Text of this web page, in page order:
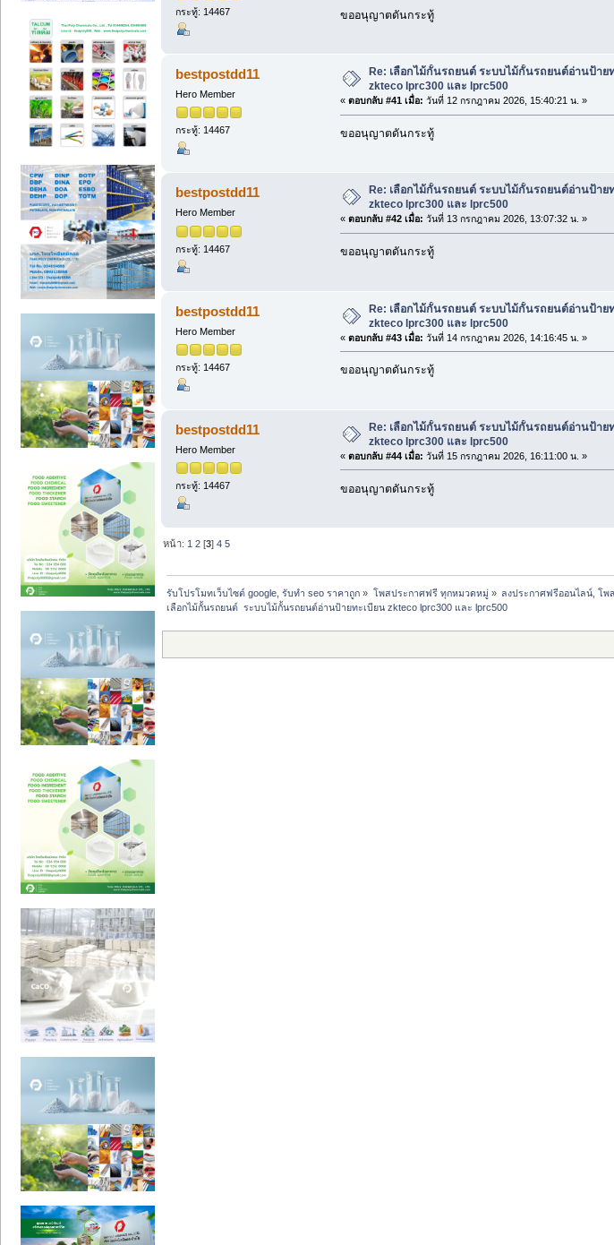
กระทู้: 14467 ขออนุญาตดันกระทู้
bestpostdd11
Hero Member
กระทู้: 14467
Re: เลือกไม้กั้นรถยนต์ ระบบไม้กั้นรถยนต์อ่านป้าย
zkteco lprc300 และ lprc500
« ตอบกลับ #41 เมื่อ: วันที่ 12 กรกฎาคม 2026, 15:40:21 น. »
ขออนุญาตดันกระทู้
bestpostdd11
Hero Member
กระทู้: 14467
Re: เลือกไม้กั้นรถยนต์ ระบบไม้กั้นรถยนต์อ่านป้าย
zkteco lprc300 และ lprc500
« ตอบกลับ #42 เมื่อ: วันที่ 13 กรกฎาคม 2026, 13:07:32 น. »
ขออนุญาตดันกระทู้
bestpostdd11
Hero Member
กระทู้: 14467
Re: เลือกไม้กั้นรถยนต์ ระบบไม้กั้นรถยนต์อ่านป้าย
zkteco lprc300 และ lprc500
« ตอบกลับ #43 เมื่อ: วันที่ 14 กรกฎาคม 2026, 14:16:45 น. »
ขออนุญาตดันกระทู้
bestpostdd11
Hero Member
กระทู้: 14467
Re: เลือกไม้กั้นรถยนต์ ระบบไม้กั้นรถยนต์อ่านป้าย
zkteco lprc300 และ lprc500
« ตอบกลับ #44 เมื่อ: วันที่ 15 กรกฎาคม 2026, 16:11:00 น. »
ขออนุญาตดันกระทู้
หน้า: 1 2 [3]4 5
รับโปรโมทเว็บไซต์ google, รับทำ seo ราคาถูก » โพสประกาศฟรี ทุกหมวดหมู่» ลงประกาศฟรีออนไลน์, โพ
เลือกไม้กั้นรถยนต์  ระบบไม้กั้นรถยนต์อ่านป้ายทะเบียน zkteco lprc300 และ lprc500